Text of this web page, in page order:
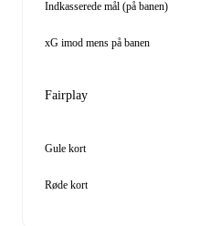
Indkasserede mål (på banen)
xG imod mens på banen
Fairplay
Gule kort
Røde kort